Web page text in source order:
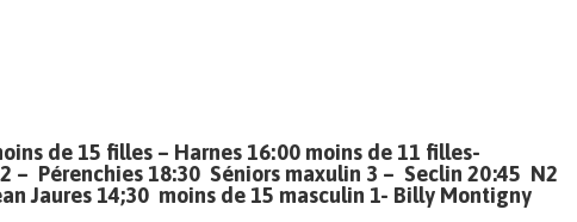
de 15 filles – Harnes 16:00 moins de 11 filles-
– Pérenchies 18:30 Séniors maxulin 3 – Seclin 20:45 N2
Jaures 14;30 moins de 15 masculin 1- Billy Montigny